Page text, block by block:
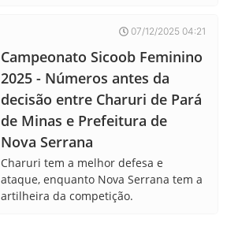
07/12/2025 04:21
Campeonato Sicoob Feminino
2025 - Números antes da
decisão entre Charuri de Pará
de Minas e Prefeitura de
Nova Serrana
Charuri tem a melhor defesa e
ataque, enquanto Nova Serrana tem a
artilheira da competição.